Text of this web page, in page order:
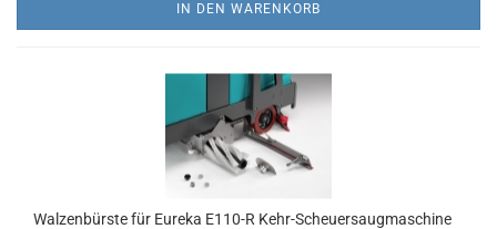
IN DEN WARENKORB
Walzenbürste für Eureka E110-R Kehr-Scheuersaugmaschine